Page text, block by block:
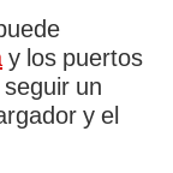
y los puertos
un
y el